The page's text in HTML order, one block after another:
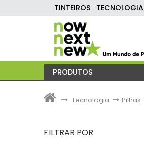
TINTEIROS TECNOLOGIA
PRODUTOS
> Tecnologia > Pilhas
FILTRAR POR